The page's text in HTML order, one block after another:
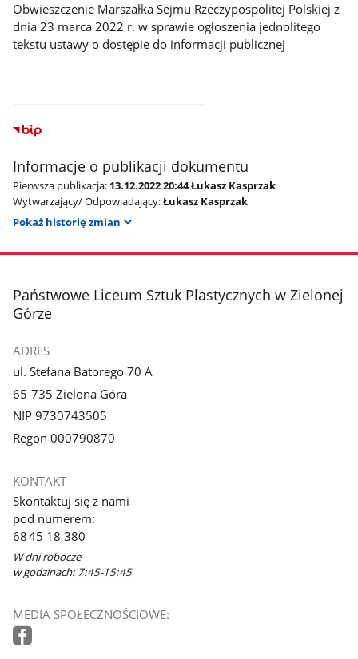
Obwieszczenie Marszałka Sejmu Rzeczypospolitej Polskiej z
dnia 23 marca 2022 r. w sprawie ogłoszenia jednolitego
tekstu ustawy o dostępie do informacji publicznej
Informacje o publikacji dokumentu
Pierwsza publikacja: 13.12.2022 20:44 Łukasz Kasprzak
Wytwarzający/ Odpowiadający:Łukasz Kasprzak
Pokaż historię zmian
stopka
Państwowe Liceum Sztuk Plastycznych w Zielonej
Górze
ADRES
ul. Stefana Batorego 70 A
65-735 Zielona Góra
NIP 9730743505
Regon 000790870
KONTAKT
Skontaktuj się z nami
pod numerem:
68 45 18 380
W dni robocze
w godzinach: 7:45-15:45
MEDIA SPOŁECZNOŚCIOWE: